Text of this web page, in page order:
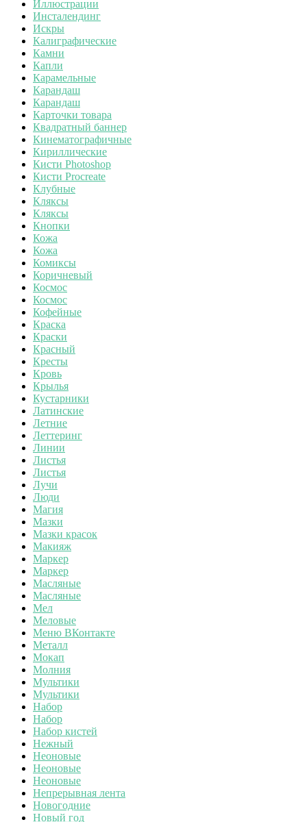
Иллюстрации
Инсталендинг
Искры
Калиграфические
Камни
Капли
Карамельные
Карандаш
Карандаш
Карточки товара
Квадратный баннер
Кинематографичные
Кириллические
Кисти Photoshop
Кисти Procreate
Клубные
Кляксы
Кляксы
Кнопки
Кожа
Кожа
Комиксы
Коричневый
Космос
Космос
Кофейные
Краска
Краски
Красный
Кресты
Кровь
Крылья
Кустарники
Латинские
Летние
Леттеринг
Линии
Листья
Листья
Лучи
Люди
Магия
Мазки
Мазки красок
Макияж
Маркер
Маркер
Масляные
Масляные
Мел
Меловые
Меню ВКонтакте
Металл
Мокап
Молния
Мультики
Мультики
Набор
Набор
Набор кистей
Нежный
Неоновые
Неоновые
Неоновые
Непрерывная лента
Новогодние
Новый год